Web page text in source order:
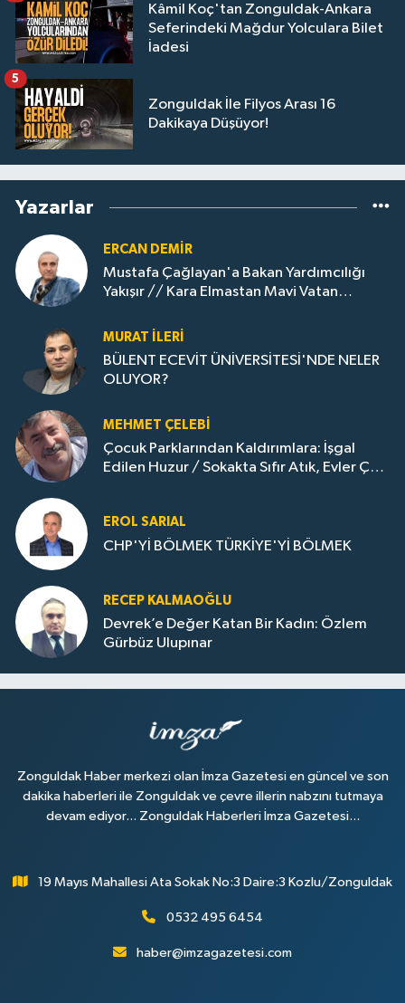
Kâmil Koç'tan Zonguldak-Ankara
Seferindeki Mağdur Yolculara Bilet
İadesi
Zonguldak İle Filyos Arası 16
Dakikaya Düşüyor!
5
Yazarlar
ERCAN DEMIR
Mustafa Çağlayan'a Bakan Yardımcılığı
Yakışır // ​Kara Elmastan Mavi Vatan
MURAT İLERI
BÜLENT ECEVİT ÜNİVERSİTESİ'NDE NELER
OLUYOR?
MEHMET ÇELEBI
Çocuk Parklarından Kaldırımlara: İşgal
Edilen Huzur / Sokakta Sıfır Atık, Evler Çöp
EROL SARIAL
CHP'Yİ BÖLMEK TÜRKİYE'Yİ BÖLMEK
RECEP KALMAOĞLU
Devrek’e Değer Katan Bir Kadın: Özlem
Gürbüz Ulupınar
Zonguldak Haber merkezi olan İmza Gazetesi en güncel ve son
dakika haberleri ile Zonguldak ve çevre illerin nabzını tutmaya
devam ediyor... Zonguldak Haberleri İmza Gazetesi...
19 Mayıs Mahallesi Ata Sokak No:3 Daire:3 Kozlu/Zonguldak
0532 495 6454
haber@imzagazetesi.com